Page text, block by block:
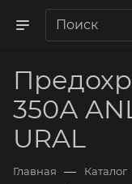
350А
URAL
Главная — Каталог